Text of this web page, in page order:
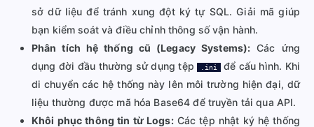
sở dữ liệu để tránh xung đột ký tự SQL. Giải mã giúp
bạn kiểm soát và điều chỉnh thông số vận hành.
Phân tích hệ thống cũ (Legacy Systems): Các ứng
dụng đời đầu thường sử dụng tệp
.ini
để cấu hình. Khi
di chuyển các hệ thống này lên môi trường hiện đại, dữ
liệu thường được mã hóa Base64 để truyền tải qua API.
Khôi phục thông tin từ Logs:Các tệp nhật ký hệ thống